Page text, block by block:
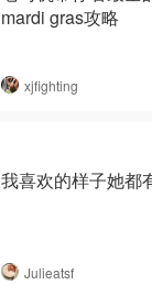
mardi gras攻略
xjfighting
我喜欢的样子她都
Julieatsf